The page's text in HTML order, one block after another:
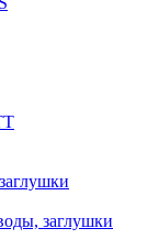
заглушки